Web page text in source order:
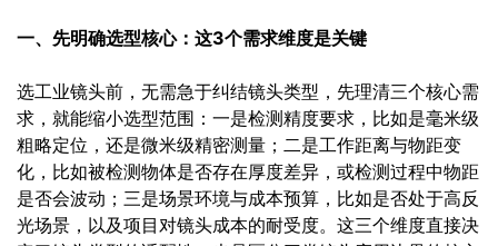
一、先明确选型核心：这3个需求维度是关键
选工业镜头前，无需急于纠结镜头类型，先理清三个核心需
求，就能缩小选型范围：一是检测精度要求，比如是毫米级
粗略定位，还是微米级精密测量；二是工作距离与物距变
化，比如被检测物体是否存在厚度差异，或检测过程中物距
是否会波动；三是场景环境与成本预算，比如是否处于高反
光场景，以及项目对镜头成本的耐受度。这三个维度直接决